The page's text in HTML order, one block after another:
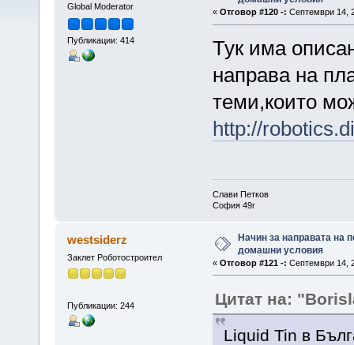
Global Moderator
Публикации: 414
« Отговор #120 -: Септември 14,
Тук има
направа на
теми,които
http://
Слави Петков
София 49г
westsiderz
Заклет Роботостроител
Публикации: 244
Начин за направата на
домашни условия
« Отговор #121 -: Септември 14,
Цитат на:
Liquid Tin в